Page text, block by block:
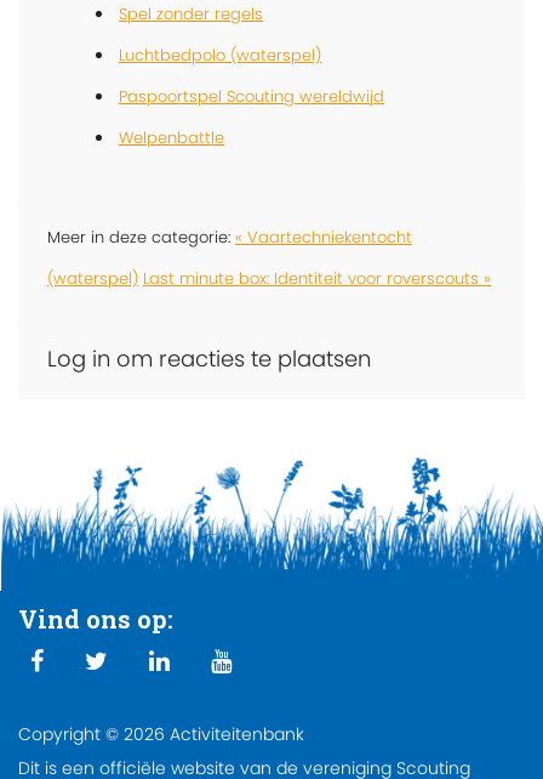
Spel zonder regels
Luchtbedpolo (waterspel)
Paspoortspel Scouting wereldwijd
Welpenbattle
Meer in deze categorie: « Vaartechniekentocht
(waterspel) Last minute box: Identiteit voor roverscouts »
Log in om reacties te plaatsen
Vind ons op:
Copyright © 2026 Activiteitenbank
Dit is een officiële website van de vereniging Scouting